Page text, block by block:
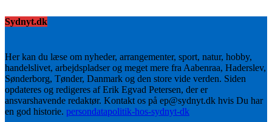
Sydnyt.dk
Her kan du læse om nyheder, arrangementer, sport, natur, hobby,
handelslivet, arbejdspladser og meget mere fra Aabenraa, Haderslev,
Sønderborg, Tønder, Danmark og den store vide verden. Siden
opdateres og redigeres af Erik Egvad Petersen, der er
ansvarshavende redaktør. Kontakt os på ep@sydnyt.dk hvis Du har
en god historie. persondatapolitik-hos-sydnyt-dk